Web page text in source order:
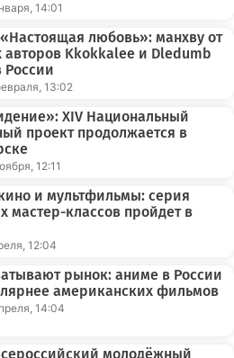
14:01
любовь»: манхву от
авторов Kkokkalee и Dledumb
России
13:02
XIV Национальный
проект продолжается в
12:11
и мультфильмы: серия
мастер-классов пройдет в
12:04
рынок: аниме в России
американских фильмов
14:04
молодёжный